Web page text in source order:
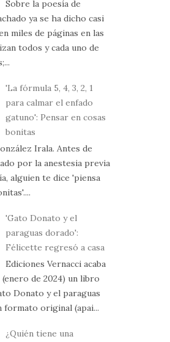
Sobre la poesía de
ya se ha dicho casi
miles de páginas en las
todos y cada uno de
'La fórmula 5, 4, 3, 2, 1
para calmar el enfado
gatuno': Pensar en cosas
bonitas
Irala. Antes de
por la anestesia previa
alguien te dice 'piensa
'Gato Donato y el
paraguas dorado':
Félicette regresó a casa
Ediciones Vernacci acaba
de 2024) un libro
Donato y el paraguas
formato original (apai...
¿Quién tiene una